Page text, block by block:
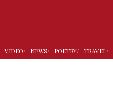
VIDEO/ NEWS/ POETRY/ TRAVEL/